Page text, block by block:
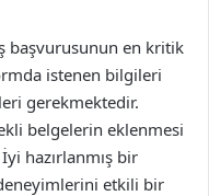
başvurusunun en kritik
istenen bilgileri
gerekmektedir.
belgelerin eklenmesi
hazırlanmış bir
etkili bir